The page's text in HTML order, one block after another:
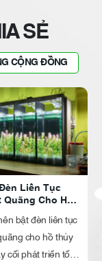
SẺ
CỘNG ĐỒNG
Liên Tục
Quãng Cho Hồ
bật đèn liên tục
cho hồ thủy
cối phát triển tốt,